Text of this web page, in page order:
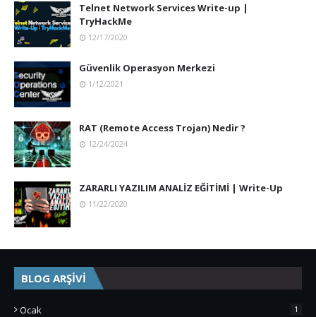
Telnet Network Services Write-up |
TryHackMe
12/17/2020
Güvenlik Operasyon Merkezi
1/12/2021
RAT (Remote Access Trojan) Nedir ?
12/24/2024
ZARARLI YAZILIM ANALİZ EĞİTİMİ | Write-Up
11/22/2020
BLOG ARŞİVİ
Ocak 1